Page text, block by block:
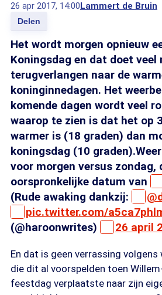
26 apr 2017, 14:00Lammert de Bruin
Delen
Het wordt morgen opnieuw
Koningsdag en dat doet veel
terugverlangen naar de
koninginnedagen. Het
komende dagen wordt veel
waarop te zien is dat het op
warmer is (18 graden) dan
koningsdag (10
voor morgen versus zondag,
oorspronkelijke datum van
(Rude awaking dankzij:
pic.twitter.com/
(@haroonwrites)
26 april
En dat is geen verrassing volgens
die dit al voorspelden toen
feestdag verplaatste naar zijn